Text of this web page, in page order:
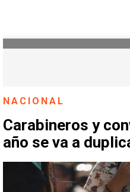
NACIONAL
Carabineros y
año se va a